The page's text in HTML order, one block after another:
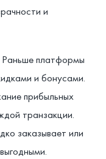
и
Раньше платформы
и бонусами.
прибыльных
транзакции.
заказывает или